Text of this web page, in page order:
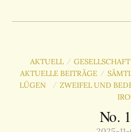
AKTUELL /
AKTUELLE BEITRÄGE /
LÜGEN
/ ZWEIFEL UND
No.